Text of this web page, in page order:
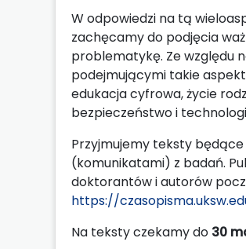
W odpowiedzi na tą
zachęcamy do podjęcia
problematykę. Ze względu
podejmującymi takie
edukacja cyfrowa, życie
bezpieczeństwo i
Przyjmujemy teksty
(komunikatami) z badań.
doktorantów i autorów
https://
Na teksty czekamy do 30